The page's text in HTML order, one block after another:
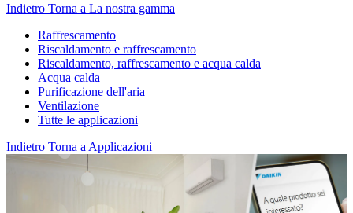
Indietro Torna a La nostra gamma
Raffrescamento
Riscaldamento e raffrescamento
Riscaldamento, raffrescamento e acqua calda
Acqua calda
Purificazione dell'aria
Ventilazione
Tutte le applicazioni
Indietro Torna a Applicazioni